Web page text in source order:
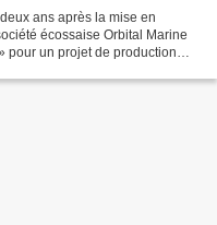
ans après la mise en
écossaise Orbital Marine
pour un projet de production